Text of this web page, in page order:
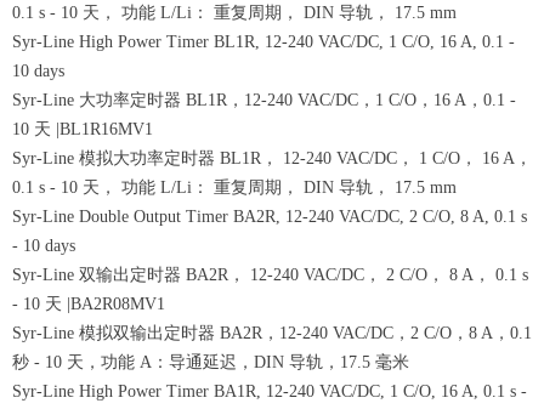
0.1 s - 10 天， 功能 L/Li： 重复周期， DIN 导轨， 17.5 mm
Syr-Line High Power Timer BL1R, 12-240 VAC/DC, 1 C/O, 16 A, 0.1 -
10 days
Syr-Line 大功率定时器 BL1R，12-240 VAC/DC，1 C/O，16 A，0.1 -
10 天 |BL1R16MV1
Syr-Line 模拟大功率定时器 BL1R， 12-240 VAC/DC， 1 C/O， 16 A，
0.1 s - 10 天， 功能 L/Li： 重复周期， DIN 导轨， 17.5 mm
Syr-Line Double Output Timer BA2R, 12-240 VAC/DC, 2 C/O, 8 A, 0.1 s
- 10 days
Syr-Line 双输出定时器 BA2R， 12-240 VAC/DC， 2 C/O， 8 A， 0.1 s
- 10 天 |BA2R08MV1
Syr-Line 模拟双输出定时器 BA2R，12-240 VAC/DC，2 C/O，8 A，0.1
秒 - 10 天，功能 A：导通延迟，DIN 导轨，17.5 毫米
Syr-Line High Power Timer BA1R, 12-240 VAC/DC, 1 C/O, 16 A, 0.1 s -